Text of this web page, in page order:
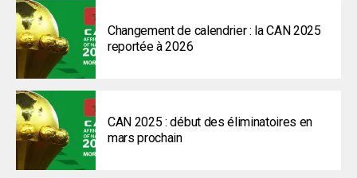
Changement de calendrier : la CAN 2025
reportée à 2026
CAN 2025 : début des éliminatoires en
mars prochain